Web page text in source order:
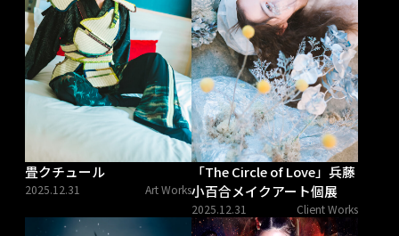
畳クチュール
2025.12.31 Art Works
「The Circle of Love」兵藤
小百合メイクアート個展
2025.12.31 Client Works